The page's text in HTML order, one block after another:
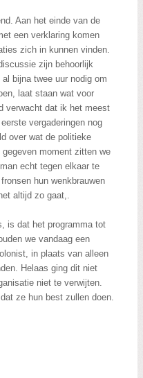
Aan het einde van de
een verklaring komen
zich in kunnen vinden.
zijn behoorlijk
bijna twee uur nodig om
laat staan wat voor
verwacht dat ik het meest
vergaderingen nog
over wat de politieke
moment zitten we
echt tegen elkaar te
fronsen hun wenkbrauwen
altijd zo gaat,.
is dat het programma tot
we vandaag een
in plaats van alleen
Helaas ging dit niet
niet te verwijten.
ze hun best zullen doen.